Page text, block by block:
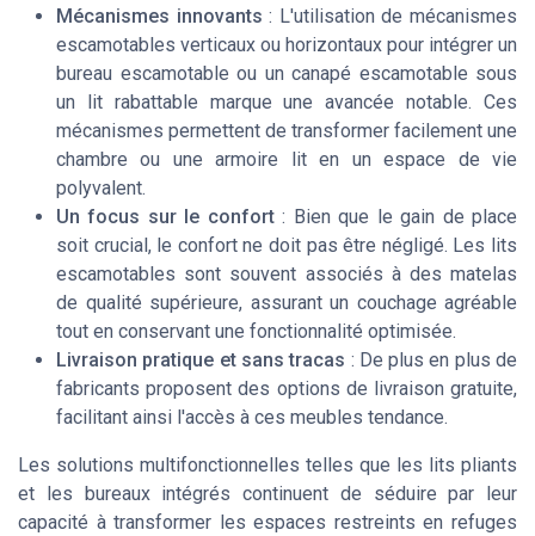
Mécanismes innovants : L'utilisation de mécanismes
escamotables verticaux ou horizontaux pour intégrer un
bureau escamotable ou un canapé escamotable sous
un lit rabattable marque une avancée notable. Ces
mécanismes permettent de transformer facilement une
chambre ou une armoire lit en un espace de vie
polyvalent.
Un focus sur le confort: Bien que le gain de place
soit crucial, le confort ne doit pas être négligé. Les lits
escamotables sont souvent associés à des matelas
de qualité supérieure, assurant un couchage agréable
tout en conservant une fonctionnalité optimisée.
Livraison pratique et sans tracas : De plus en plus de
fabricants proposent des options de livraison gratuite,
facilitant ainsi l'accès à ces meubles tendance.
Les solutions multifonctionnelles telles que les lits pliants
et les bureaux intégrés continuent de séduire par leur
capacité à transformer les espaces restreints en refuges